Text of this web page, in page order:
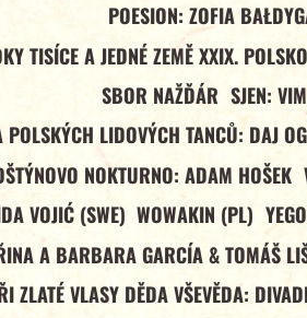
POESION: ZOFIA
TISÍCE A JEDNÉ ZEMĚ XXIX. POLSKO
SBOR NAŽĎÁR SJEN:
POLSKÝCH LIDOVÝCH TANCŮ: DAJ
NOKTURNO: ADAM HOŠEK
VOJIĆ (SWE) WOWAKIN (PL)
A BARBARA GARCÍA & TOMÁŠ
ZLATÉ VLASY DĚDA VŠEVĚDA: